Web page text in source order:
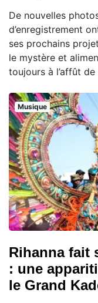
De nouvelles
d’enregistrement
ses prochains
le mystère et
toujours à l’affût
Musique
Rihanna fait
: une
le Grand